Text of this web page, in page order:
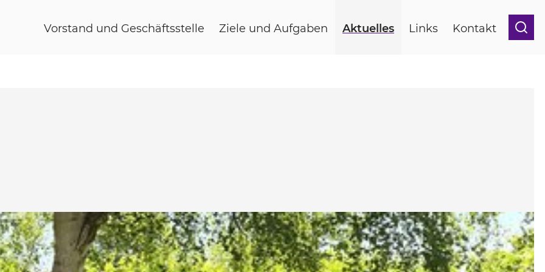
Vorstand und Geschäftsstelle Ziele und Aufgaben Aktuelles Links Kontakt